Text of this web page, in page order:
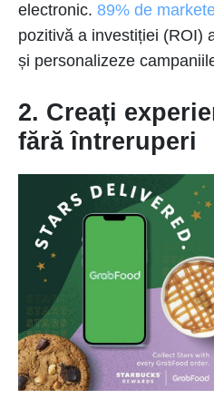
electronic. 89% de
pozitivă a investiției (ROI)
și personalizeze
2. Creați
fără întreruperi